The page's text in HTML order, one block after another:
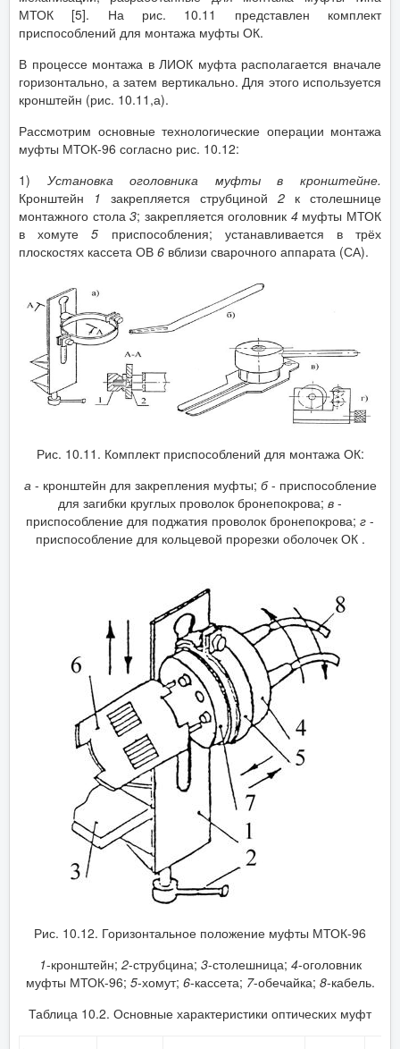
МТОК [5]. На рис. 10.11 представлен комплект
приспособлений для монтажа муфты ОК.
В процессе монтажа в ЛИОК муфта располагается вначале
горизонтально, а затем вертикально. Для этого используется
кронштейн (рис. 10.11,а).
Рассмотрим основные технологические операции монтажа
муфты МТОК-96 согласно рис. 10.12:
1) Установка оголовника муфты в кронштейне.
Кронштейн 1 закрепляется струбциной 2 к столешнице
монтажного стола3; закрепляется оголовник 4муфты МТОК
в хомуте5 приспособления; устанавливается в трёх
плоскостях кассета ОВ 6 вблизи сварочного аппарата (СА).
Рис. 10.11. Комплект приспособлений для монтажа ОК:
а - кронштейн для закрепления муфты; б- приспособление
для загибки круглых проволок бронепокрова; в -
приспособление для поджатия проволок бронепокрова; г -
приспособление для кольцевой прорезки оболочек ОК .
Рис. 10.12. Горизонтальное положение муфты МТОК-96
1-кронштейн; 2-струбцина; 3-столешница; 4-оголовник
муфты МТОК-96; 5-хомут; 6-кассета; 7-обечайка; 8-кабель.
Таблица 10.2. Основные характеристики оптических муфт